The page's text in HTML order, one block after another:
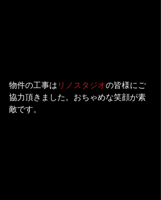
物件の工事はリノスタジオの皆様にご
協力頂きました。おちゃめな笑顔が素
敵です。